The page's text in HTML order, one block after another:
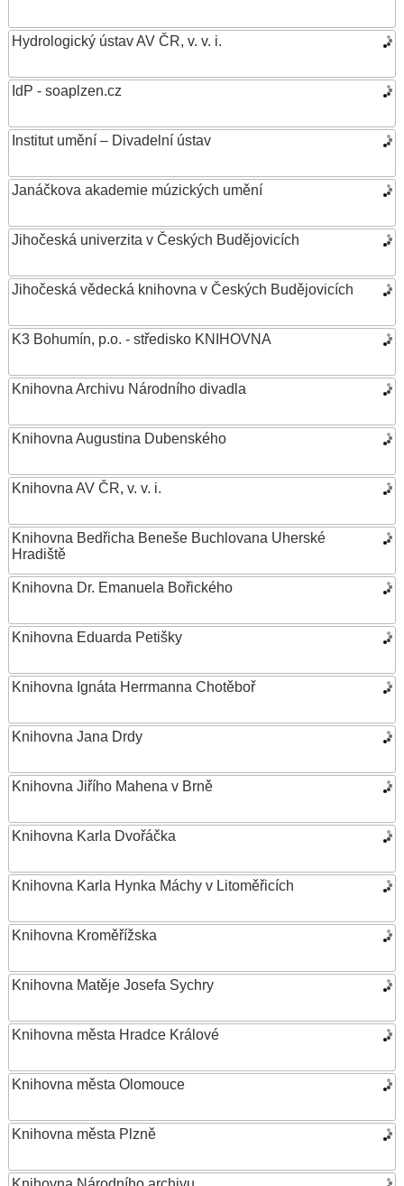
Hydrologický ústav AV ČR, v. v. i.
IdP - soaplzen.cz
Institut umění – Divadelní ústav
Janáčkova akademie múzických umění
Jihočeská univerzita v Českých Budějovicích
Jihočeská vědecká knihovna v Českých Budějovicích
K3 Bohumín, p.o. - středisko KNIHOVNA
Knihovna Archivu Národního divadla
Knihovna Augustina Dubenského
Knihovna AV ČR, v. v. i.
Knihovna Bedřicha Beneše Buchlovana Uherské
Hradiště
Knihovna Dr. Emanuela Bořického
Knihovna Eduarda Petišky
Knihovna Ignáta Herrmanna Chotěboř
Knihovna Jana Drdy
Knihovna Jiřího Mahena v Brně
Knihovna Karla Dvořáčka
Knihovna Karla Hynka Máchy v Litoměřicích
Knihovna Kroměřížska
Knihovna Matěje Josefa Sychry
Knihovna města Hradce Králové
Knihovna města Olomouce
Knihovna města Plzně